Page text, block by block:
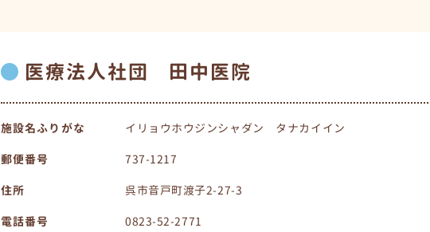
医療法人社団 田中医院
施設名ふりがな イリョウホウジンシャダン タナカイイン
郵便番号 737-1217
住所 呉市音戸町渡子2-27-3
電話番号 0823-52-2771